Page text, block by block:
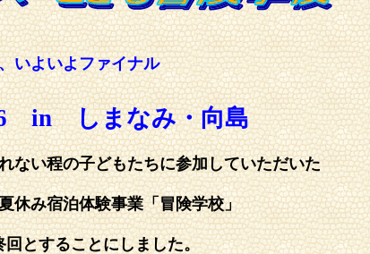
いよいよファイナル
in しまなみ・向島
ない程の子どもたちに参加していただいた
休み宿泊体験事業「冒険学校」
回とすることにしました。